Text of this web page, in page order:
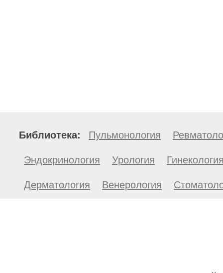
Библиотека: Пульмонология
Эндокринология Урология
Дерматология Венерология